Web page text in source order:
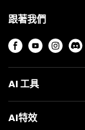
跟著我們
AI 工具
AI特效